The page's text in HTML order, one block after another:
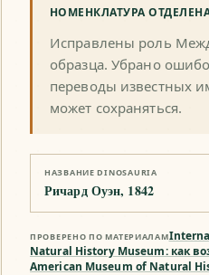
НОМЕНКЛАТУРА
Исправлены роль
образца. Убрано
переводы известных
может сохраняться.
НАЗВАНИЕ DINOSAURIA
Ричард Оуэн, 1842
ПРОВЕРЕНО ПО МАТЕРИАЛАМ
Natural History Museum: как
American Museum of Natural